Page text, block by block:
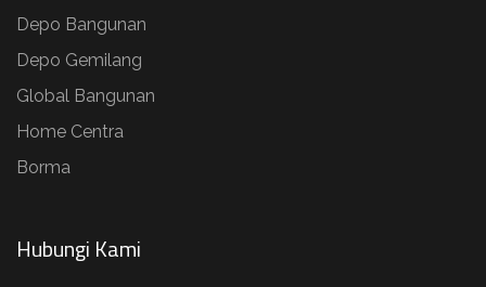
Depo Bangunan
Depo Gemilang
Global Bangunan
Home Centra
Borma
Hubungi Kami​